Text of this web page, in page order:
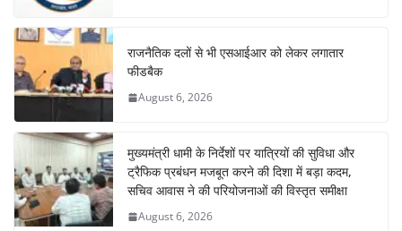
राजनैतिक दलों से भी एसआईआर को लेकर लगातार
फीडबैक
August 6, 2026
मुख्यमंत्री धामी के निर्देशों पर यात्रियों की सुविधा और
ट्रैफिक प्रबंधन मजबूत करने की दिशा में बड़ा कदम,
सचिव आवास ने की परियोजनाओं की विस्तृत समीक्षा
August 6, 2026